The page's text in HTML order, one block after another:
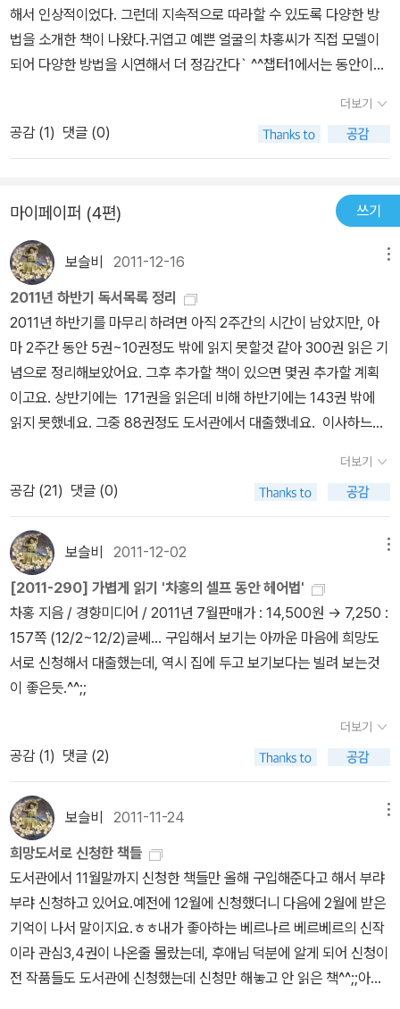
해서 인상적이었다. 그런데 지속적으로 따라할 수 있도록 다양한 방
법을 소개한 책이 나왔다.귀엽고 예쁜 얼굴의 차홍씨가 직접 모델이
되어 다양한 방법을 시연해서 더 정감간다` ^^챕터1에서는 동안이미
하고 있다.챕터2에서는 1분안에 이미지 변신하는 셀프스타일링이 소
개된다.주로 묶는 방법이 소개된다.초보인 나는 묶는 방법이라곤 질
끈 묶기와 느슨하게 묶기 2가지 밖에 없는 줄 알았는데... ^^;;;이렇게
에 간듯한 느낌 살리기챕터4는 다양한 앞머리 연출로 10년 어려지기
챕터5 단발머리 스타일링챕터6 남자친구 머리셀프대변신까지~다양
한 방법이 소개되어 유용하다.가르마에 따른 이미지 체킹법...난 그동
안 둥근얼굴을 커버하기 위해 옆가르마를 선호했는데...그것만 고집
할 게 아니었다...가르마에 따라 얼굴이 어려보이고 늙어보이는 차이
가 있었다~동안이미지를 만드는 헤어공식중 첫번째인 긴얼굴을 짧
게 만들어라거기서 맨 먼저 나온 것은 가르마를 타지마라...헐~ 나는
그동안 나 나이많수~ 하고 다닌 거 같다... ㅠㅠ머리카락 색과 비슷한
헤어섀도 제품을 이용하는 것도 인상적이었다.모 방송에서 화제가 된
니~하지만 개인에 따라 이마의 넓이가 다르므로 주의해야한다.영구
가 될 수 있으니 주의~귀여운 애교머리 만들기여성스러운 느낌의 머
리, 이렇게 간단히 머리를 자를 수 있다니...초보자도 사진과 글을 잘
보고 도전하면 성공할 수 있다.앞머리 유지하기바람많은 날 굴욕을
피하기 위해 앞머리를 고정할 수 있다...와우~ 나를 질끈묶기와 느슨
하게 묶기에서 탈피할 수 있게 해준, 아주 다양한 팁!요즘 많이 하고
다니는 업두 스타일~예쁜 여자가 하면 귀여운 똥머리~못생긴 여자
가 하면 망나니가 되는 쓰타일~늘 어렵게만 느껴졌던 이 예쁜이 스타
일도 사진과 친절한 글로쉽게 따라할 수 있다~ ^^빗질과 볼륨에 따른
얼굴형의 비교도 이렇게 팁처럼 소개되어 있다.미니베이비업너무 귀
었나?싶었는데 아니었다~이렇게 스타일리쉬하게 모자쓰는 법도 소
수 있는 요긴한 방법~남자친구 머리 셀프 대변신도 있으니 유용하다.
내 머리 스타일뿐 아니라 내 남자의 머리스타일도 훈남으로 변신시킬
수 있다.어린 딸이 있으면 다양한 묶기나 소품을 이용해 보고 싶은데,
어린 딸이 있는 분에게 강추하는 책이다.
더보기
공감 (1) 댓글 (0)
마이페이퍼 (4편) 쓰기
보슬비 2011-12-16
2011년 하반기 독서목록 정리
2011년 하반기를 마무리 하려면 아직 2주간의 시간이 남았지만, 아
마 2주간 동안 5권~10권정도 밖에 읽지 못할것 같아 300권 읽은 기
념으로 정리해보았어요. 그후 추가할 책이 있으면 몇권 추가할 계획
이고요. 상반기에는 171권을 읽은데 비해 하반기에는 143권 밖에
읽지 못했네요. 그중 88권정도 도서관에서 대출했네요. 이사하느라
과 오디오북(37권)에 빠지다보니 진도가 좀 더 더디었던것 같아
요. 하반기 역시 장르소설들이 강세를 보였는데, 장르를 살펴보니 제
가 판타지와 SF소설을 좋아하긴 하나봅니다. 판타지 (27권) 제가
가장 좋아하는 장르인것 같아요. 1,2편은 단편이라면, 3,4편은 중편
을 모아놓은 책이예요.양장상태 좋고, 내용도 좋습니다.겹친 내용들
이 없어서 더 재미있게 읽은것 같습니다. 희망도서로 신청했다가 기
다리는데 지쳐 원서를 구입해 읽게 된 책이었어요. ｀퍼디도 스트리
트｀ 알게 된 차이나 미에빌의 청소년 판타지 문학인데, 작가가 그린
삽화가 무척 독특해서 더 만족스러웠던 책이기도 합니다. 재미있게
읽어서 제가 제대로 이해한게 맞는지 확인차 도서관에 입수되자마자
한글로 다시 읽은 책이기도 하고요. 제가 좋아하는 북클럽에서 ｀
이사벨 아엔데｀의 책을 읽기로 하여, 그녀의 책중 제가 좋아하는 청
고영어책을 구매한지라 1,2권은 한글로 3권은 영어로 읽게 되었네
요. 아마존, 히말라야, 아프리카등 우리가 모르는 오지의 세계의 모험
을 따라가면서 이사벨 아엔데가 자신의 손자,손녀를 위해 이 글을 창
작하게 되었다는 사실을 하고 그녀의 손자, 손녀를 질투하게 한 책이
네요.^^ '어글리'시리즈로 알게 된 작가예요. 뱀파이어와 기생충에 관
한 독특한 이론을 만든 작품인데 은근 재미있었습니다. 은근 시리즈
기대하게 하는 작품이기도 하고요. 다음해에는 그의 작품은 '미드나
이터' 시리즈를 읽어볼 계획이예요. 그렇지 않아도 도서관에 판타지
더보기
공감 (21) 댓글 (0)
보슬비 2011-12-02
[2011-290] 가볍게 읽기 '차홍의 셀프 동안 헤어법'
차홍 지음 / 경향미디어 / 2011년 7월판매가 : 14,500원 → 7,250 :
157쪽 (12/2~12/2)글쎄... 구입해서 보기는 아까운 마음에 희망도
서로 신청해서 대출했는데, 역시 집에 두고 보기보다는 빌려 보는것
이 좋은듯.^^;;
더보기
공감 (1) 댓글 (2)
보슬비 2011-11-24
희망도서로 신청한 책들
도서관에서 11월말까지 신청한 책들만 올해 구입해준다고 해서 부랴
부랴 신청하고 있어요.예전에 12월에 신청했더니 다음에 2월에 받은
기억이 나서 말이지요.ㅎㅎ내가 좋아하는 베르나르 베르베르의 신작
이라 관심3,4권이 나온줄 몰랐는데, 후애님 덕분에 알게 되어 신청이
전 작품들도 도서관에 신청했는데 신청만 해놓고 안 읽은 책^^;;아마